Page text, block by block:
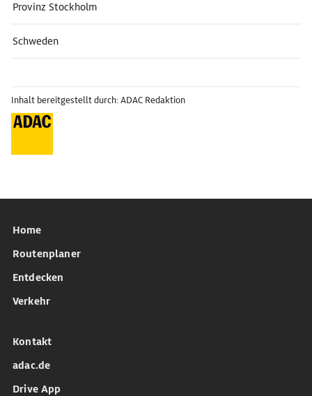
Provinz Stockholm
Schweden
Inhalt bereitgestellt durch: ADAC Redaktion
Home
Routenplaner
Entdecken
Verkehr
Kontakt
adac.de
Drive App